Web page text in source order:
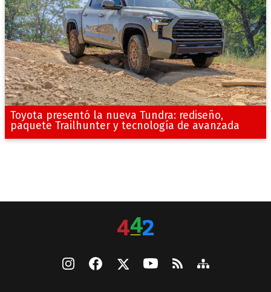
Toyota presentó la nueva Tundra: rediseño,
paquete Trailhunter y tecnología de avanzada